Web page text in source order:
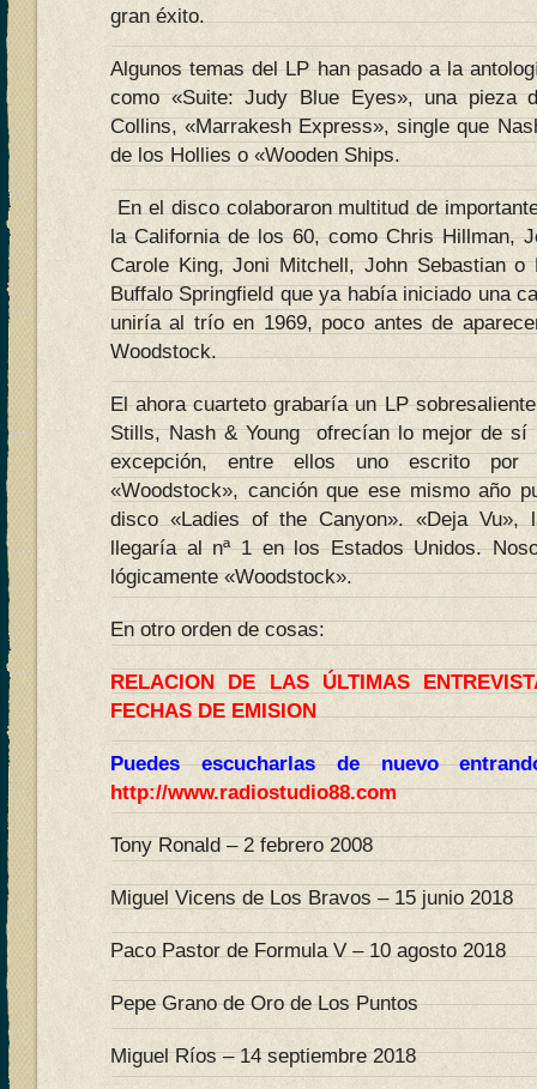
gran éxito.
Algunos temas del LP han pasado a la
como «Suite: Judy Blue Eyes», una pieza
Collins, «Marrakesh Express», single que
de los Hollies o «Wooden Ships.
En el disco colaboraron multitud de
la California de los 60, como Chris Hillman,
Carole King, Joni Mitchell, John Sebastian o
Buffalo Springfield que ya había iniciado una
uniría al trío en 1969, poco antes de
Woodstock.
El ahora cuarteto grabaría un LP
Stills, Nash & Young ofrecían lo mejor de sí
excepción, entre ellos uno escrito
«Woodstock», canción que ese mismo año
disco «Ladies of the Canyon». «Deja Vu»,
llegaría al nª 1 en los Estados Unidos.
lógicamente «Woodstock».
En otro orden de cosas:
RELACION DE LAS ÚLTIMAS
FECHAS DE EMISION
Puedes escucharlas de nuevo
http://www.radiostudio88.com
Tony Ronald – 2 febrero 2008
Miguel Vicens de Los Bravos – 15 junio 2018
Paco Pastor de Formula V – 10 agosto 2018
Pepe Grano de Oro de Los Puntos
Miguel Ríos – 14 septiembre 2018